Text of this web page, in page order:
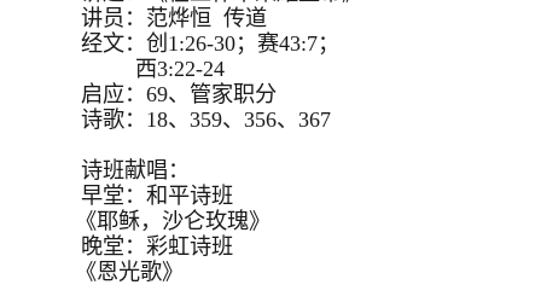
讲员：范烨恒 传道
经文：创1:26-30；赛43:7；
西3:22-24
启应：69、管家职分
诗歌：18、359、356、367
诗班献唱：
早堂：和平诗班
《耶稣，沙仑玫瑰》
晚堂：彩虹诗班
《恩光歌》